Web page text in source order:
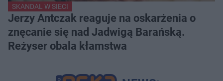
SKANDAL W SIECI
Jerzy Antczak reaguje na oskarżenia o
znęcanie się nad Jadwigą Barańską.
Reżyser obala kłamstwa